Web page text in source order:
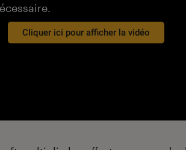
Cliquer ici pour afficher la vidéo